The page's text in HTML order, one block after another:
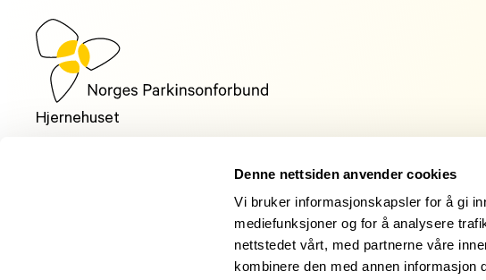
Denne nettsiden anvender cookies
Vi bruker informasjonskapsler for å gi
mediefunksjoner og for å analysere
nettstedet vårt, med partnerne våre
kombinere den med annen informasjon
Hjernehuset
Storgata 33, oppgang A, 0184 Oslo
Man kl. 10:30-14:00, tir-fre kl. 09:00-14:00